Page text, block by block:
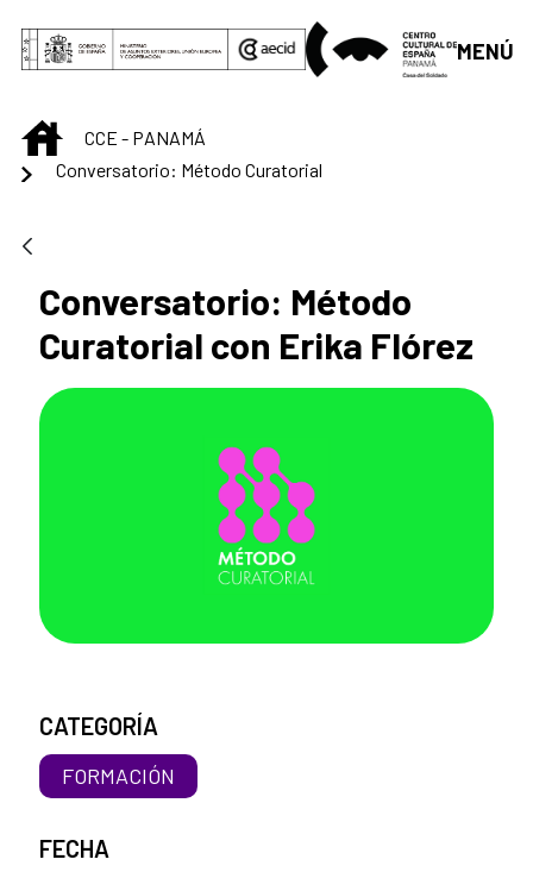
Saltar al contenido principal
MENÚ
INICIOCCE - PANAMÁ
Conversatorio: Método Curatorial
Conversatorio: Método
Curatorial con Erika Flórez
CATEGORÍA
FORMACIÓN
FECHA